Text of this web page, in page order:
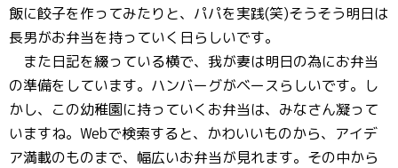
飯に餃子を作ってみたりと、パパを実践(笑)そうそう明日は
長男がお弁当を持っていく日らしいです。
また日記を綴っている横で、我が妻は明日の為にお弁当
の準備をしています。ハンバーグがベースらしいです。し
かし、この幼稚園に持っていくお弁当は、みなさん凝って
いますね。Webで検索すると、かわいいものから、アイデ
ア満載のものまで、幅広いお弁当が見れます。その中から